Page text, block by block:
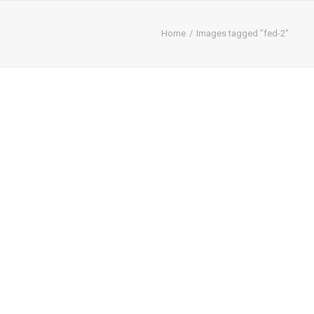
Home Images tagged "fed-2"